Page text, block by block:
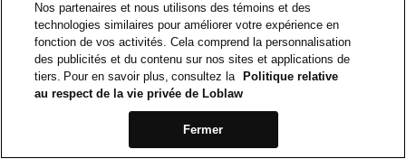
Nos partenaires et nous utilisons des témoins et des
technologies similaires pour améliorer votre expérience en
fonction de vos activités. Cela comprend la personnalisation
des publicités et du contenu sur nos sites et applications de
tiers. Pour en savoir plus, consultez la
Politique relative
au respect de la vie privée de Loblaw
Fermer